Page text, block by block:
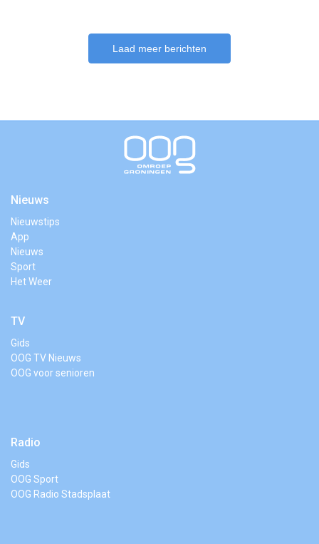
Laad meer berichten
Nieuws
Nieuwstips
App
Nieuws
Sport
Het Weer
TV
Gids
OOG TV Nieuws
OOG voor senioren
Radio
Gids
OOG Sport
OOG Radio Stadsplaat